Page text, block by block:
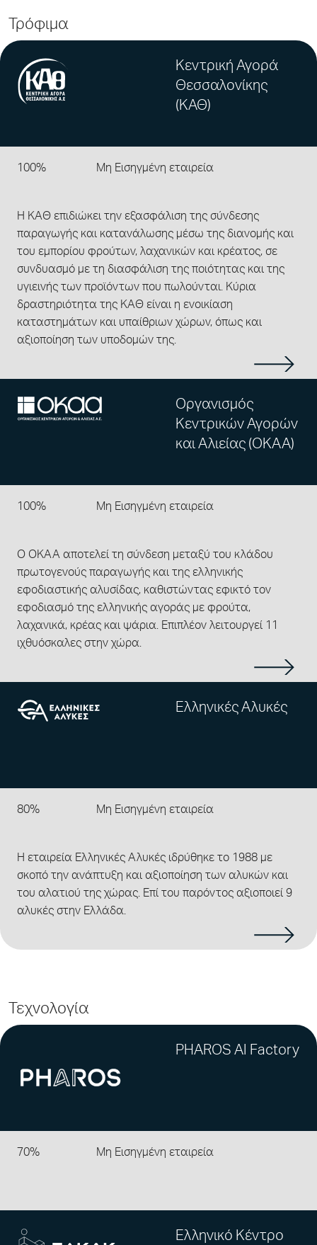
Τρόφιμα
Κεντρική Αγορά
Θεσσαλονίκης
(ΚΑΘ)
100% Μη Εισηγμένη εταιρεία
Η ΚΑΘ επιδιώκει την εξασφάλιση της σύνδεσης
παραγωγής και κατανάλωσης μέσω της διανομής και
του εμπορίου φρούτων, λαχανικών και κρέατος, σε
συνδυασμό με τη διασφάλιση της ποιότητας και της
υγιεινής των προϊόντων που πωλούνται. Κύρια
δραστηριότητα της ΚΑΘ είναι η ενοικίαση
καταστημάτων και υπαίθριων χώρων, όπως και
αξιοποίηση των υποδομών της.
Οργανισμός
Κεντρικών Αγορών
και Αλιείας (ΟΚΑΑ)
100% Μη Εισηγμένη εταιρεία
Ο ΟΚΑΑ αποτελεί τη σύνδεση μεταξύ του κλάδου
πρωτογενούς παραγωγής και της ελληνικής
εφοδιαστικής αλυσίδας, καθιστώντας εφικτό τον
εφοδιασμό της ελληνικής αγοράς με φρούτα,
λαχανικά, κρέας και ψάρια. Επιπλέον λειτουργεί 11
ιχθυόσκαλες στην χώρα.
Ελληνικές Αλυκές
80% Μη Εισηγμένη εταιρεία
Η εταιρεία Ελληνικές Αλυκές ιδρύθηκε το 1988 με
σκοπό την ανάπτυξη και αξιοποίηση των αλυκών και
του αλατιού της χώρας. Επί του παρόντος αξιοποιεί 9
αλυκές στην Ελλάδα.
Τεχνολογία
PHAROS AI Factory
70% Μη Εισηγμένη εταιρεία
Ελληνικό Κέντρο